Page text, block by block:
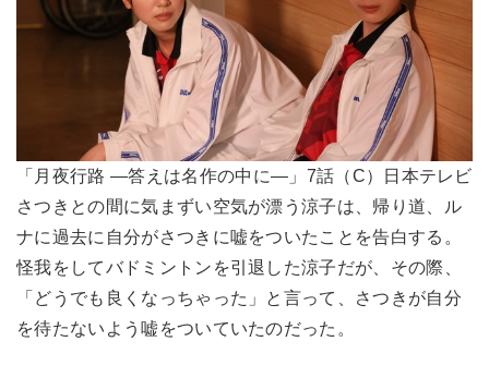
「月夜行路 ―答えは名作の中に―」7話（C）日本テレビ
さつきとの間に気まずい空気が漂う涼子は、帰り道、ル
ナに過去に自分がさつきに嘘をついたことを告白する。
怪我をしてバドミントンを引退した涼子だが、その際、
「どうでも良くなっちゃった」と言って、さつきが自分
を待たないよう嘘をついていたのだった。